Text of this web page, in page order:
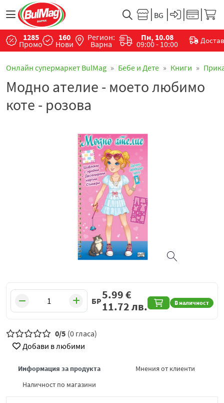
1285
Промо
160
Нови
Регион:
Варна
Пн, 10.08
09:00 - 10:00
Онлайн супермаркет BulMag Бебе и Дете Книги
Модно ателие - моето любимо
коте - розова
БР В наличност
5.99€
11.72лв.
0/5 (0 гласа)
Добави в любими
Информация за продукта
Мнения от клиенти
Наличност по магазини